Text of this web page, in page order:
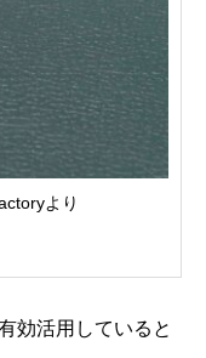
より
効活用していると